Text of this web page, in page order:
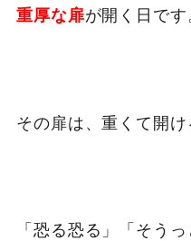
重厚な扉が開く日です
その扉は、重くて開け
「恐る恐る」「そう